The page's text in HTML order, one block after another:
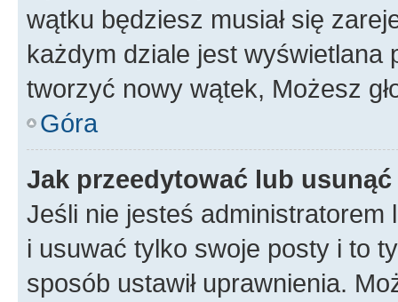
wątku będziesz musiał się
każdym dziale jest wyświetlana
tworzyć nowy wątek, Możesz
Góra
Jak przeedytować lub
Jeśli nie jesteś
i usuwać tylko swoje posty i to
sposób ustawił uprawnienia.